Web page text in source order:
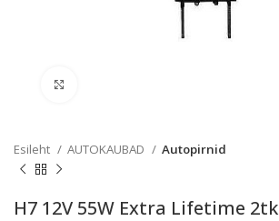
Esileht AUTOKAUBAD Autopirnid
H7 12V 55W Extra Lifetime 2tk